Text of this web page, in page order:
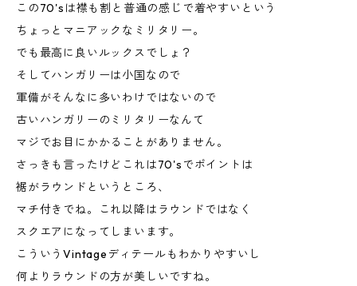
この70'sは襟も割と普通の感じで着やすいという
ちょっとマニアックなミリタリー。
でも最高に良いルックスでしょ？
そしてハンガリーは小国なので
軍備がそんなに多いわけではないので
古いハンガリーのミリタリーなんて
マジでお目にかかることがありません。
さっきも言ったけどこれは70'sでポイントは
裾がラウンドというところ、
マチ付きでね。これ以降はラウンドではなく
スクエアになってしまいます。
こういうVintageディテールもわかりやすいし
何よりラウンドの方が美しいですね。